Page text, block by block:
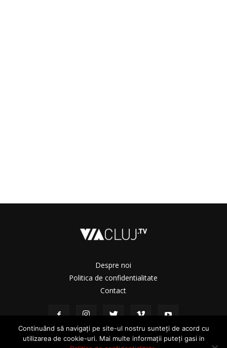
Despre noi
Politica de confidentialitate
Contact
Continuând să navigați pe site-ul nostru sunteți de acord cu
utilizarea de cookie-uri. Mai multe informații puteți gasi in